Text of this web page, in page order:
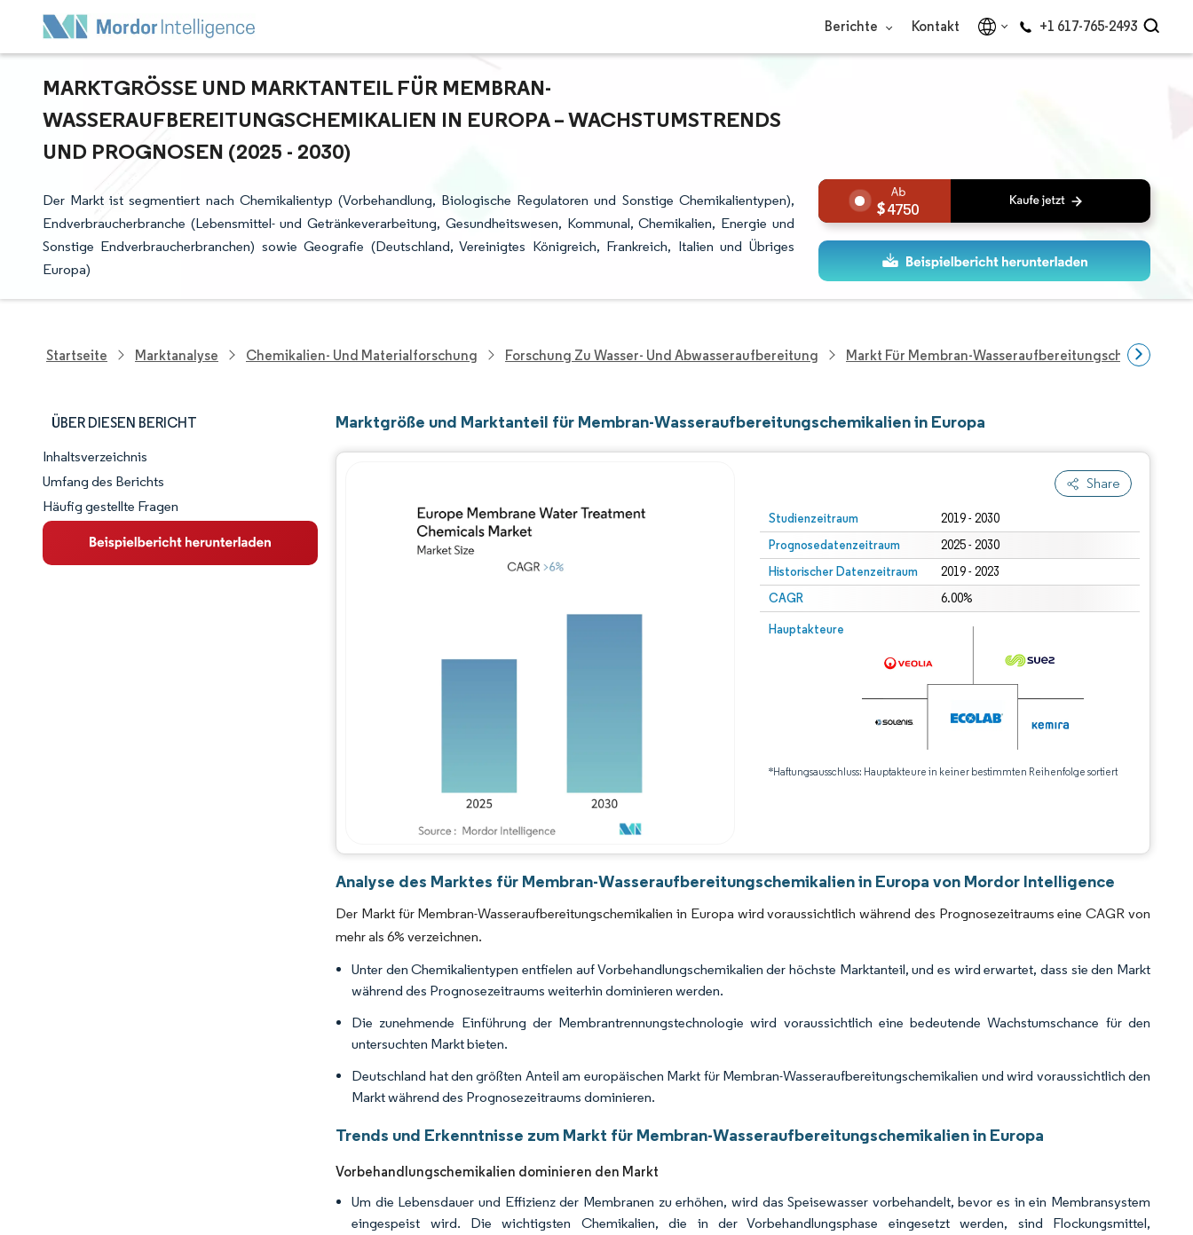
Berichte Kontakt +1 617-765-2493
MARKTGRÖSSE UND MARKTANTEIL FÜR MEMBRAN-W
ASSERAUFBEREITUNGSCHEMIKALIEN IN EUROPA – WACHSTUMSTRENDS U
ND PROGNOSEN (2025 - 2030)
Der Markt ist segmentiert nach Chemikalientyp (Vorbehandlung, Biologische Regulatoren und Sonstige Chemikalientypen),
Endverbraucherbranche (Lebensmittel- und Getränkeverarbeitung, Gesundheitswesen, Kommunal, Chemikalien, Energie und
Sonstige Endverbraucherbranchen) sowie Geografie (Deutschland, Vereinigtes Königreich, Frankreich, Italien und Übriges
Europa)
4750
Startseite Marktanalyse Chemikalien- Und Materialforschung Forschung Zu Wasser- Und Abwasseraufbereitung Markt Für Membran-Wasseraufbereitungschemikalien
ÜBER DIESEN BERICHT
Marktschnappschuss
Marktübersicht
Wichtige Markttrends
Inhaltsverzeichnis
Umfang des Berichts
Häufig gestellte Fragen
Marktgröße und Marktanteil für Membran-Wasseraufbereitungschemikalien in Europa
Share
Studienzeitraum 2019 - 2030
Prognosedatenzeitraum 2025 - 2030
Historischer Datenzeitraum 2019 - 2023
CAGR 6.00%
Hauptakteure
*Haftungsausschluss: Hauptakteure in keiner bestimmten Reihenfolge sortiert
Analyse des Marktes für Membran-Wasseraufbereitungschemikalien in Europa von Mordor Intelligence
Der Markt für Membran-Wasseraufbereitungschemikalien in Europa wird voraussichtlich während des Prognosezeitraums eine CAGR von
mehr als 6% verzeichnen.
Unter den Chemikalientypen entfielen auf Vorbehandlungschemikalien der höchste Marktanteil, und es wird erwartet, dass sie den Markt
während des Prognosezeitraums weiterhin dominieren werden.
Die zunehmende Einführung der Membrantrennungstechnologie wird voraussichtlich eine bedeutende Wachstumschance für den
untersuchten Markt bieten.
Deutschland hat den größten Anteil am europäischen Markt für Membran-Wasseraufbereitungschemikalien und wird voraussichtlich den
Markt während des Prognosezeitraums dominieren.
Trends und Erkenntnisse zum Markt für Membran-Wasseraufbereitungschemikalien in Europa
Vorbehandlungschemikalien dominieren den Markt
Um die Lebensdauer und Effizienz der Membranen zu erhöhen, wird das Speisewasser vorbehandelt, bevor es in ein Membransystem
eingespeist wird. Die wichtigsten Chemikalien, die in der Vorbehandlungsphase eingesetzt werden, sind Flockungsmittel,